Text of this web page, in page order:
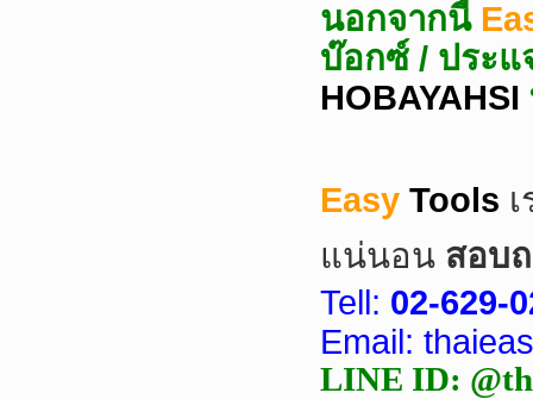
นอกจากนี้
บ๊อกซ์ / ประแ
HOBAYAHSI
Easy Tools
แน่นอน สอบ
Tell: 02-629-
Email:
LINE ID: